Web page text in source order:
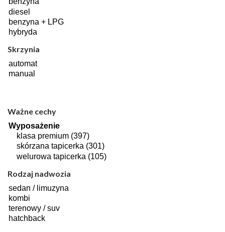
Skrzynia
Ważne cechy
Rodzaj nadwozia